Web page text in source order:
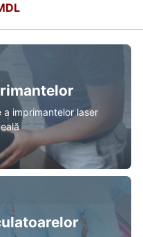
imprimantelor laser